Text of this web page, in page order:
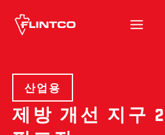
산업용
제방 개선 지구